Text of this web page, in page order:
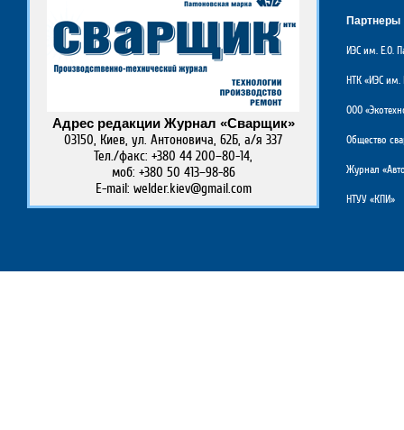
Адрес редакции Журнал «Сварщик»
03150, Киев, ул. Антоновича, 62Б, а/я 337
Тел./факс: +380 44 200–80-14,
моб: +380 50 413–98-86
E-mail: welder.kiev@gmail.com
Партнеры
ИЭС им. Е.О.
НТК «ИЭС им.
ООО
Общество
Журнал
НТУУ «КПИ»